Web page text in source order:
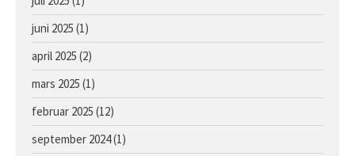
Årets föll og åringer 2026 –
Hingst e. Appel Au Maitre u.
juni 2025 (1)
april 2025 (2)
mars 2025 (1)
februar 2025 (12)
september 2024(1)